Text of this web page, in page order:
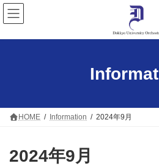
コ
ン
テ
ン
ナ
ビ
ゲ
ー
HOME Information 2024年9月
2024年9月